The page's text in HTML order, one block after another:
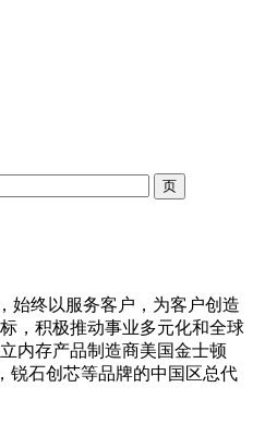
始终以服务客户，为客户创造
，积极推动事业多元化和全球
内存产品制造商美国金士顿
锐石创芯等品牌的中国区总代